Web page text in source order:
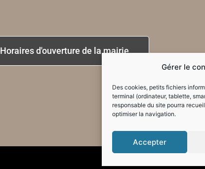
Gérer le
Des cookies, petits fichiers
terminal (ordinateur, tablette,
responsable du site pourra
optimiser la navigation.
Accepter
Horaires d'ouverture de la mairie